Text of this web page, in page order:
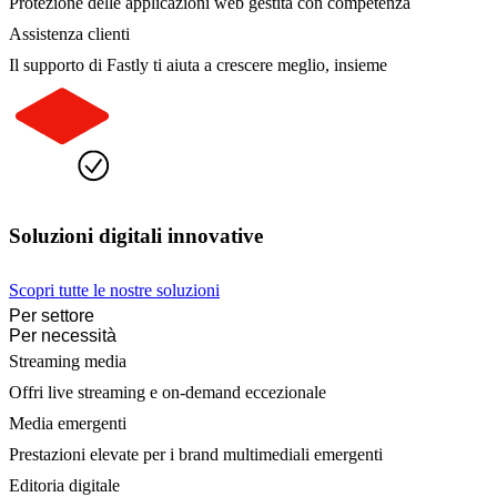
Assistenza clienti
Il supporto di Fastly ti aiuta a crescere meglio, insieme
Soluzioni digitali innovative
Scopri tutte le nostre soluzioni
Per settore
Per necessità
Streaming media
Offri live streaming e on-demand eccezionale
Media emergenti
Prestazioni elevate per i brand multimediali emergenti
Editoria digitale